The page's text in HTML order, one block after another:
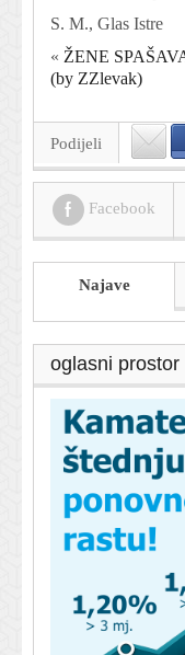
S. M., Glas Istre
« ŽENE
(by ZZlevak)
Podijeli
Facebook
Najave
oglasni prostor